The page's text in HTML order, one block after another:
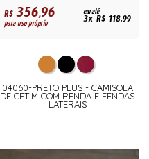
R$356,96
para uso próprio
em até
3x R$ 118,99
04060-PRETO PLUS - CAMISOLA
DE CETIM COM RENDA E FENDAS
LATERAIS